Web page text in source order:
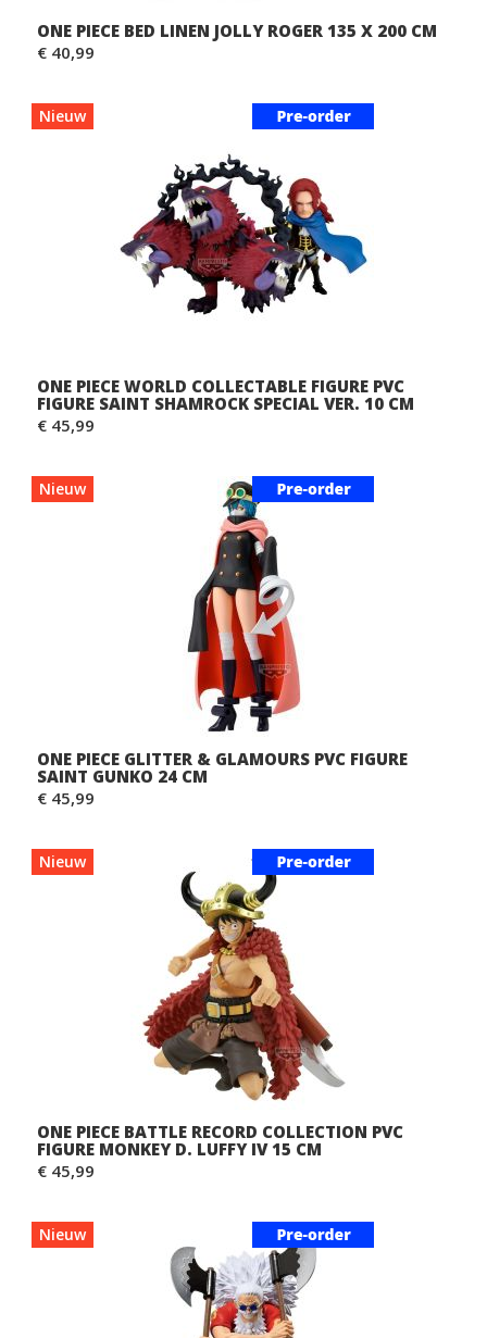
ONE PIECE BED LINEN JOLLY ROGER 135 X 200 CM
€ 40,99
Nieuw
ONE PIECE WORLD COLLECTABLE FIGURE PVC
FIGURE SAINT SHAMROCK SPECIAL VER. 10 CM
€ 45,99
Nieuw
ONE PIECE GLITTER & GLAMOURS PVC FIGURE
SAINT GUNKO 24 CM
€ 45,99
Nieuw
ONE PIECE BATTLE RECORD COLLECTION PVC
FIGURE MONKEY D. LUFFY IV 15 CM
€ 45,99
Nieuw